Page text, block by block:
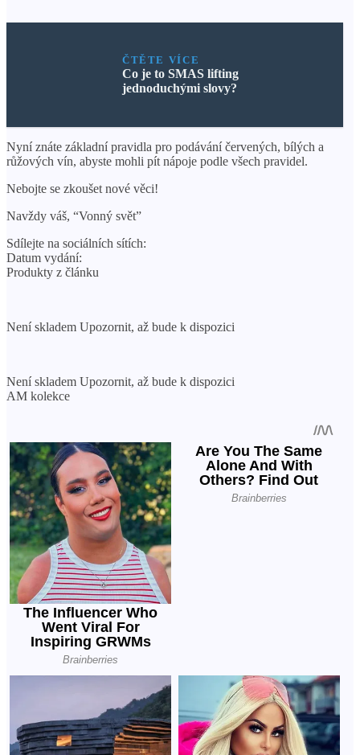
ČTĚTE VÍCE
Co je to SMAS lifting
jednoduchými slovy?
Nyní znáte základní pravidla pro podávání červených, bílých a
růžových vín, abyste mohli pít nápoje podle všech pravidel.
Nebojte se zkoušet nové věci!
Navždy váš, “Vonný svět”
Sdílejte na sociálních sítích:
Datum vydání:
Produkty z článku
Není skladem Upozornit, až bude k dispozici
Není skladem Upozornit, až bude k dispozici
AM kolekce